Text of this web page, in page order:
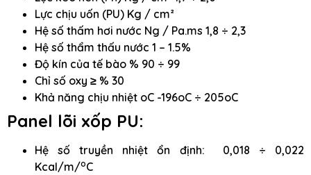
Lực chịu uốn (PU) Kg / cm²
Hệ số thấm hơi nước Ng / Pa.ms 1,8 ÷ 2,3
Hệ số thẩm thấu nước 1 – 1.5%
Độ kín của tế bào % 90 ÷ 99
Chỉ số oxy ≥ % 30
Khả năng chịu nhiệt oC -196oC ÷ 205oC
Panel lõi xốp PU:
Hệ số truyền nhiệt ổn định: 0,018 ÷ 0,022
Kcal/m/oC